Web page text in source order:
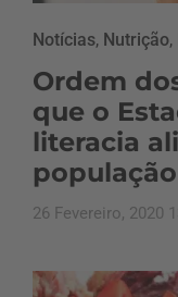
Notícias, Nutrição,
Ordem
que o
literacia
população
26 Fevereiro, 2020